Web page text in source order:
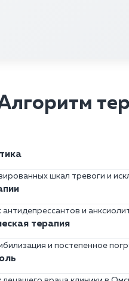
шкал тревоги и
и
терапия
и постепенное